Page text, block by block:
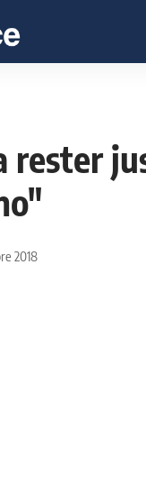
rester
2018